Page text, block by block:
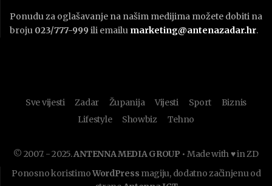
Ponudu za oglašavanje na našim medijima možete dobiti na
broju 023/777-999 ili emailu marketing@antenazadar.hr.
Sve vijesti Zadar Županija Vijesti Sport
Biznis
Lifestyle
Showbiz Tehno
© 2007. - 2025.ANTENNA MEDIA GROUP • Made with ♥ in ZD
Ponosno koristimoWordPress magiju, dodatno začinjenu od